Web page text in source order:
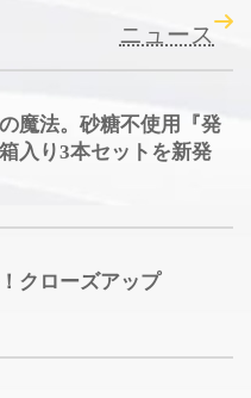
ニュース
魔法。砂糖不使用『発
入り3本セットを新発
クローズアップ